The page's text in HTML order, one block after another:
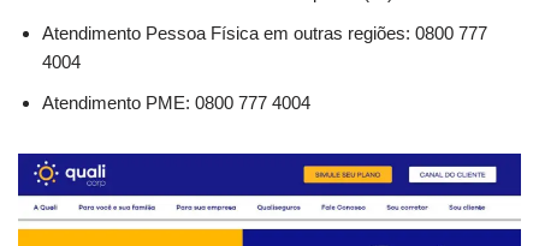
Atendimento Pessoa Física em outras regiões: 0800 777
4004
Atendimento PME: 0800 777 4004